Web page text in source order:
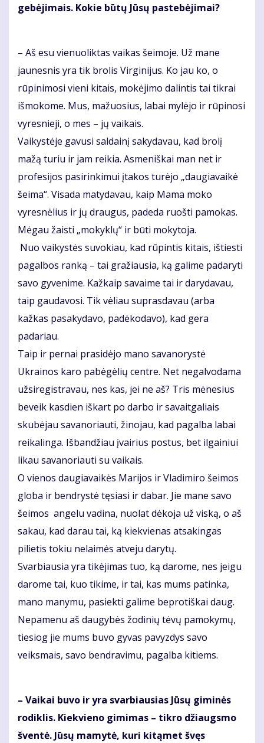
gebėjimais. Kokie būtų Jūsų pastebėjimai?
– Aš esu vienuoliktas vaikas šeimoje. Už mane
jaunesnis yra tik brolis Virginijus. Ko jau ko, o
rūpinimosi vieni kitais, mokėjimo dalintis tai tikrai
išmokome. Mus, mažuosius, labai mylėjo ir rūpinosi
vyresnieji, o mes – jų vaikais.
Vaikystėje gavusi saldainį sakydavau, kad brolį
mažą turiu ir jam reikia. Asmeniškai man net ir
profesijos pasirinkimui įtakos turėjo „daugiavaikė
šeima“. Visada matydavau, kaip Mama moko
vyresnėlius ir jų draugus, padeda ruošti pamokas.
Mėgau žaisti „mokyklų“ ir būti mokytoja.
Nuo vaikystės suvokiau, kad rūpintis kitais, ištiesti
pagalbos ranką – tai gražiausia, ką galime padaryti
savo gyvenime. Kažkaip savaime tai ir darydavau,
taip gaudavosi. Tik vėliau suprasdavau (arba
kažkas pasakydavo, padėkodavo), kad gera
padariau.
Taip ir pernai prasidėjo mano savanorystė
Ukrainos karo pabėgėlių centre. Net negalvodama
užsiregistravau, nes kas, jei ne aš? Tris mėnesius
beveik kasdien iškart po darbo ir savaitgaliais
skubėjau savanoriauti, žinojau, kad pagalba labai
reikalinga. Išbandžiau įvairius postus, bet ilgainiui
likau savanoriauti su vaikais.
O vienos daugiavaikės Marijos ir Vladimiro šeimos
globa ir bendrystė tęsiasi ir dabar. Jie mane savo
šeimos angelu vadina, nuolat dėkoja už viską, o aš
sakau, kad darau tai, ką kiekvienas atsakingas
pilietis tokiu nelaimės atveju darytų.
Svarbiausia yra tikėjimas tuo, ką darome, nes jeigu
darome tai, kuo tikime, ir tai, kas mums patinka,
mano manymu, pasiekti galime beprotiškai daug.
Nepamenu aš daugybės žodinių tėvų pamokymų,
tiesiog jie mums buvo gyvas pavyzdys savo
veiksmais, savo bendravimu, pagalba kitiems.
– Vaikai buvo ir yra svarbiausias Jūsų giminės
rodiklis. Kiekvieno gimimas – tikro džiaugsmo
šventė. Jūsų mamytė, kuri kitąmet švęs